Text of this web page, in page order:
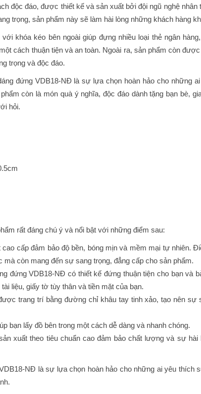
độc đáo, được thiết kế và sản xuất bởi đội ngũ nghệ
trọng, sản phẩm này sẽ làm hài lòng những khách hàng
khóa kéo bên ngoài giúp đựng nhiều loại thẻ ngân
cách thuận tiện và an toàn. Ngoài ra, sản phẩm còn
trọng và độc đáo.
đứng VDB18-NĐ là sự lựa chọn hoàn hảo cho những
còn là món quà ý nghĩa, độc đáo dành tặng bạn bè,
hỏi.
rất đáng chú ý và nổi bật với những điểm sau:
cấp đảm bảo độ bền, bóng mịn và mềm mại tự nhiên.
còn mang đến sự sang trọng, đẳng cấp cho sản phẩm.
đứng VDB18-NĐ có thiết kế đứng thuận tiện cho bạn và
liệu, giấy tờ tùy thân và tiền mặt của bạn.
trang trí bằng đường chỉ khâu tay tinh xảo, tạo nên sự
bạn lấy đồ bên trong một cách dễ dàng và nhanh chóng.
xuất theo tiêu chuẩn cao đảm bảo chất lượng và sự hài
NĐ là sự lựa chọn hoàn hảo cho những ai yêu thích